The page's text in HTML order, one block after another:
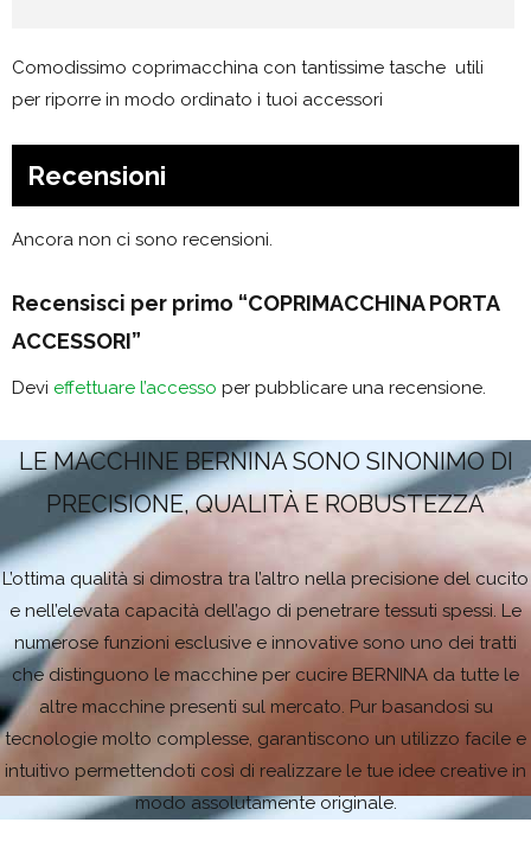
Comodissimo coprimacchina con tantissime tasche utili
per riporre in modo ordinato i tuoi accessori
Recensioni
Ancora non ci sono recensioni.
Recensisci per primo “COPRIMACCHINA PORTA
ACCESSORI”
Devi effettuare l’accesso per pubblicare una recensione.
LE MACCHINE BERNINA SONO SINONIMO DI
PRECISIONE, QUALITÀ E ROBUSTEZZA
L’ottima qualità si dimostra tra l’altro nella precisione del cucito
e nell’elevata capacità dell’ago di penetrare tessuti spessi. Le
numerose funzioni esclusive e innovative sono uno dei tratti
che distinguono le macchine per cucire BERNINA da tutte le
altre macchine presenti sul mercato. Pur basandosi su
tecnologie molto complesse, garantiscono un utilizzo facile e
intuitivo permettendoti così di realizzare le tue idee creative in
modo assolutamente originale.